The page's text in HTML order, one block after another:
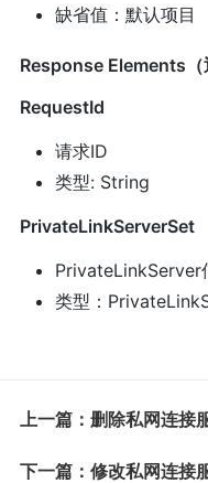
缺省值：默认项目
Response Elements（
RequestId
请求ID
类型: String
PrivateLinkServerSet
PrivateLinkServer
类型：
上一篇：删除私网连接
下一篇：修改私网连接